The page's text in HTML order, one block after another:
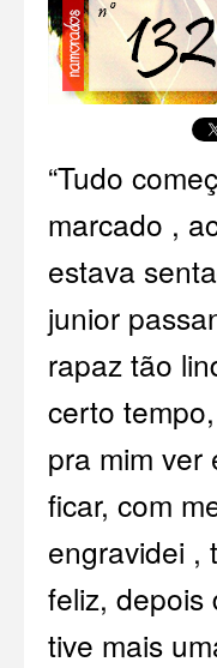
“Tudo
marcado ,
estava
junior
rapaz tão
certo
pra mim ver
ficar, com
engravidei ,
feliz, depois
tive mais